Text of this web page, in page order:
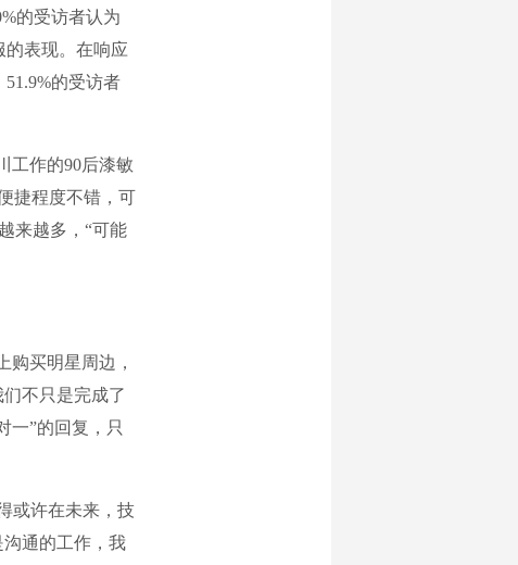
的受访者认为
的表现。在响应
的受访者
作的90后漆敏
捷程度不错，可
来越多，“可能
买明星周边，
不只是完成了
一”的回复，只
或许在未来，技
通的工作，我